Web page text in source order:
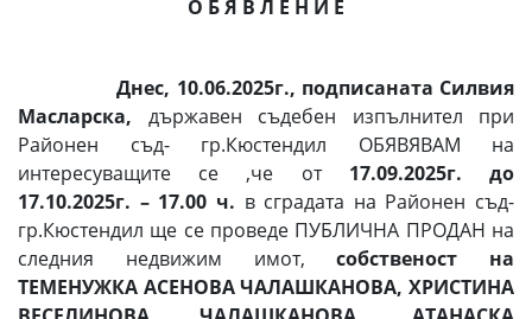
О Б Я В Л Е Н И Е
Днес, 10.06.2025г., подписаната Силвия
Масларска, държавен съдебен изпълнител при
Районен съд- гр.Кюстендил ОБЯВЯВАМ на
интересуващите се ,че от 17.09.2025г. до
17.10.2025г. – 17.00 ч. в сградата на Районен съд-
гр.Кюстендил ще се проведе ПУБЛИЧНА ПРОДАН на
следния недвижим имот,собственост на
ТЕМЕНУЖКА АСЕНОВА ЧАЛАШКАНОВА, ХРИСТИНА